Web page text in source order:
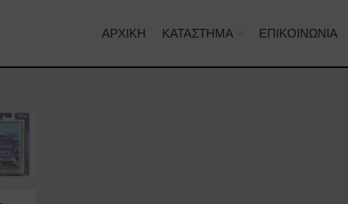
ΑΡΧΙΚΉ ΚΑΤΆΣΤΗΜΑ ΕΠΙΚΟΙΝΩΝΊΑ